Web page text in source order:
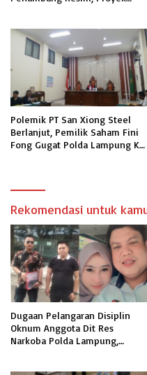
Polemik PT San Xiong Steel
Berlanjut, Pemilik Saham Fini
Fong Gugat Polda Lampung Ke
Rekomendasi untuk
Dugaan Pelangaran Disiplin
Oknum Anggota Dit Res
Narkoba Polda Lampung,